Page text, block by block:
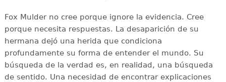
Fox Mulder no cree porque ignore la evidencia. Cree
porque necesita respuestas. La desaparición de su
hermana dejó una herida que condiciona
profundamente su forma de entender el mundo. Su
búsqueda de la verdad es, en realidad, una búsqueda
de sentido. Una necesidad de encontrar explicaciones